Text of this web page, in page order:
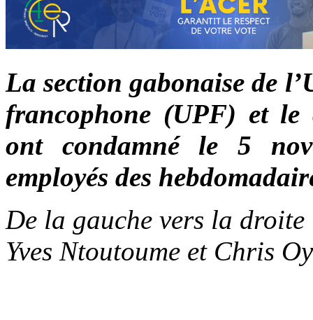
La section gabonaise de
francophone (UPF) et le
ont condamné le 5
employés des
De la gauche vers la
Yves Ntoutoume et Chris